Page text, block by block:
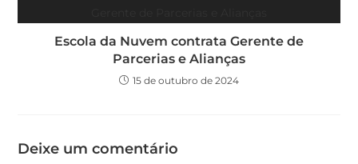
Escola da Nuvem contrata Gerente de
Parcerias e Alianças
15 de outubro de 2024
Deixe um comentário